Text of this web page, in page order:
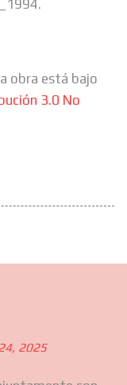
obra está bajo
3.0 No
2025